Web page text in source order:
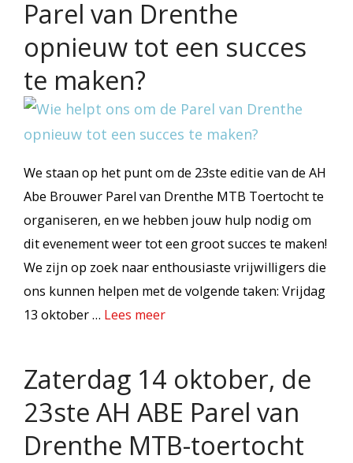
Parel van Drenthe
opnieuw tot een succes
te maken?
We staan op het punt om de 23ste editie van de AH
Abe Brouwer Parel van Drenthe MTB Toertocht te
organiseren, en we hebben jouw hulp nodig om
dit evenement weer tot een groot succes te maken!
We zijn op zoek naar enthousiaste vrijwilligers die
ons kunnen helpen met de volgende taken: Vrijdag
13 oktober … Lees meer
Zaterdag 14 oktober, de
23ste AH ABE Parel van
Drenthe MTB-toertocht